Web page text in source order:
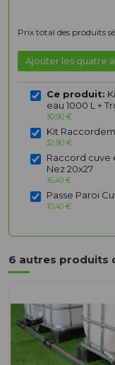
Prix total des produits
Ajouter les quatre
Ce produit:
eau 1000 L +
30,90 €
Kit
32,90 €
Raccord cuve
Nez 20x27
16,40 €
Passe Paroi
10,40 €
6 autres produits